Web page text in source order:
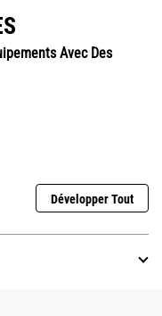
Avec Des
Développer Tout